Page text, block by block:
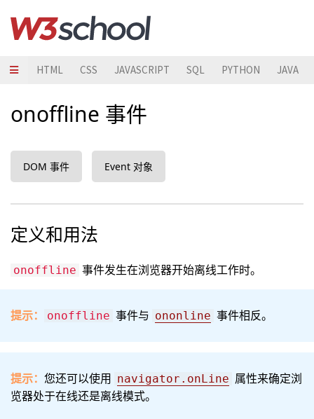
HTML CSS JAVASCRIPT SQL PYTHON JAVA
onoffline 事件
DOM 事件 Event 对象
定义和用法
onoffline 事件发生在浏览器开始离线工作时。
提示： onoffline 事件与 ononline 事件相反。
提示： 您还可以使用 navigator.onLine 属性来确定浏
览器处于在线还是离线模式。